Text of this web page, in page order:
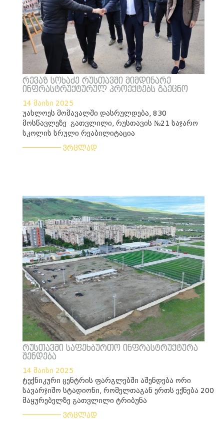
რევაზ სოხაძე რუსთავში მიმდინარე
ინფრასტრუქტურულ პროექტებს გაეცნო
14 მაისი 2025
უახლოეს მომავალში დასრულდება, 830
მოსწავლეზე გათვლილი, რუსთავის №21 საჯარო
სკოლის სრული რეაბილიტაცია
ვრცლად
რუსთავში საფეხბურთო ინფრასტრუქტურა
შენდება
14 მაისი 2025
ტექნიკური ცენტრის ფარგლებში აშენდება ორი
სავარჯიშო სტადიონი, რომელთაგან ერთს ექნება 200
მაყურებელზე გათვლილი ტრიბუნა
ვრცლად